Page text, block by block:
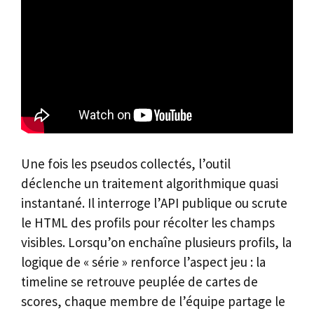
Une fois les pseudos collectés, l’outil
déclenche un traitement algorithmique quasi
instantané. Il interroge l’API publique ou scrute
le HTML des profils pour récolter les champs
visibles. Lorsqu’on enchaîne plusieurs profils, la
logique de « série » renforce l’aspect jeu : la
timeline se retrouve peuplée de cartes de
scores, chaque membre de l’équipe partage le